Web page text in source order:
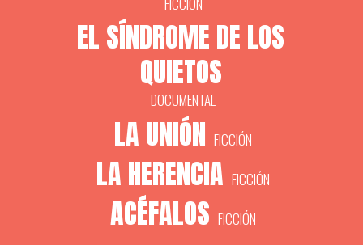
EL SÍNDROME DE LOS
QUIETOS
DOCUMENTAL
LA UNIÓN FICCIÓN
LA HERENCIA FICCIÓN
ACÉFALOS FICCIÓN